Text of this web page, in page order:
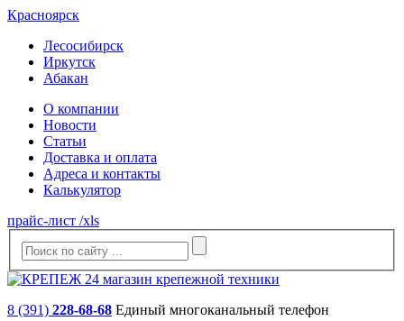
Красноярск
Лесосибирск
Иркутск
Абакан
О компании
Новости
Статьи
Доставка и оплата
Адреса и контакты
Калькулятор
прайс-лист /xls
8 (391) 228-68-68 Единый многоканальный телефон